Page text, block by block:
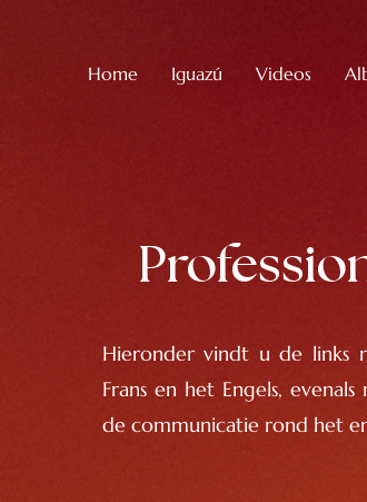
Home Iguazú Videos
Hieronder vindt u de links
Frans en het Engels,
de communicatie rond het